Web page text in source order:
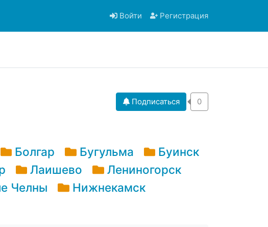
Войти Регистрация
Подписаться 0
Болгар Бугульма
Буинск
Лаишево
Лениногорск
Челны
Нижнекамск